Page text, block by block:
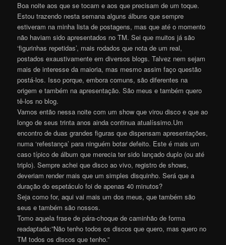
Boa noite aos que se tocam e aos que precisam de um toque.
Estou trazendo nesta semana alguns álbuns que sempre
estiveram na minha lista de postagens, mas que até o momento
não haviam sido apresentados no TM. Sei que muitos já são
‘figurinhas repetidas’, mais rodados que nota de um real,
postados exaustivamente em diversos blogs. Talvez nem sejam
mais de interesse da maioria, mas mesmo assim faço questão
postá-los. Isso porque, embora comuns, são diferentes na
origem e também na apresentação. São meus e também quero
tê-los no blog.
Vamos então nessa noite com um show que virou disco e que ao
longo de seus trinta anos ainda continua atualíssimo.Um
encontro de duas grandes figuras que dispensam apresentações,
numa ‘refestança’ para ninguém botar defeito. Este é mais um
caso típico de álbum que merecia ter sido lançado duplo (ou até
triplo). Sempre achei que disco ao vivo, registro de shows,
deveriam render mais que um simples disquinho. Será que a
duração do espetáculo foi de apenas 40 minutos?
Seja como for, aqui vai mais um dos meus, que também são
seus e também são nossos.
Tomo aquela frase de pára-choque de caminhão de forma
readaptada:”Não tenho todos os discos que quero, mas quero no
TM todos os discos que tenho.”